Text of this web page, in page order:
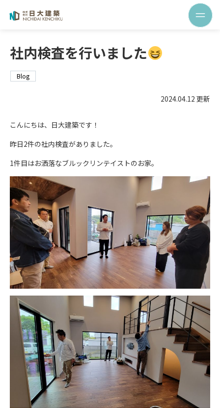
社内検査を行いました
Blog
2024.04.12 更新
こんにちは、日大建築です！
昨日2件の社内検査がありました。
1件目はお洒落なブルックリンテイストのお家。